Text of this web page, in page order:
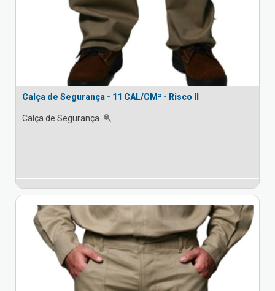
Calça de Segurança - 11 CAL/CM² - Risco II
Calça de Segurança